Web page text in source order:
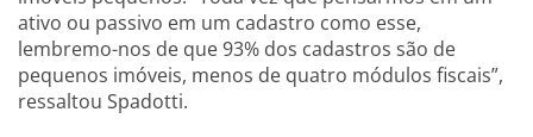
ativo ou passivo em um cadastro como esse,
lembremo-nos de que 93% dos cadastros são de
pequenos imóveis, menos de quatro módulos fiscais”,
ressaltou Spadotti.